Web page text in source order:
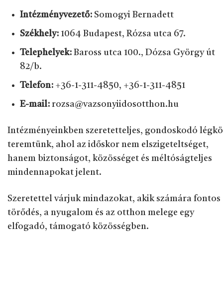
Intézményvezető: Somogyi Bernadett
Székhely: 1064 Budapest, Rózsa utca 67.
Telephelyek: Baross utca 100., Dózsa György út
82/b.
Telefon: +36-1-311-4850, +36-1-311-4851
E-mail: rozsa@vazsonyiidosotthon.hu
Intézményeinkben szeretetteljes, gondoskodó
teremtünk, ahol az időskor nem elszigeteltséget,
hanem biztonságot, közösséget és méltóságteljes
mindennapokat jelent.
Szeretettel várjuk mindazokat, akik számára fontos
törődés, a nyugalom és az otthon melege egy
elfogadó, támogató közösségben.